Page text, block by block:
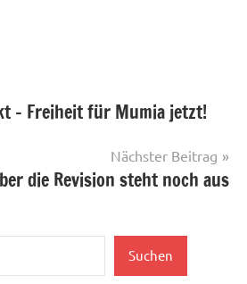
– Freiheit für Mumia jetzt!
Nächster Beitrag
die Revision steht noch aus
Suchen